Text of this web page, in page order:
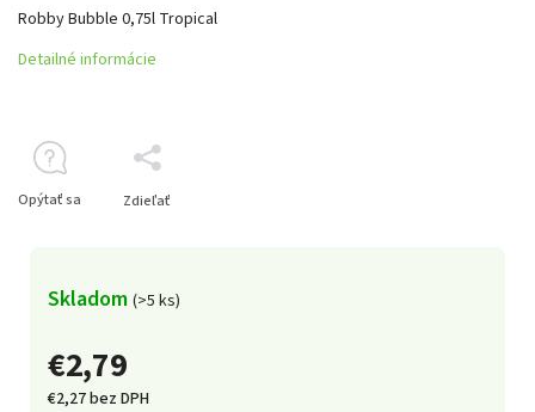
€2,79
€2,27 bez DPH
Skladom (>5 ks)
Robby Bubble 0,75l Tropical
Detailné informácie
Opýtať sa Zdieľať